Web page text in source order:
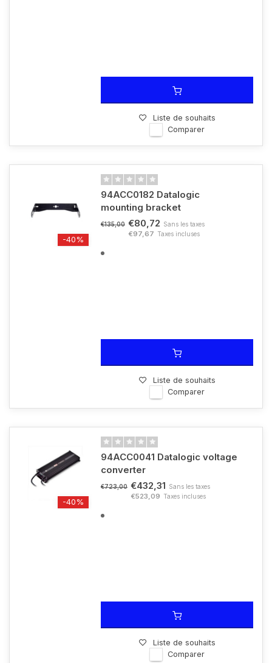
Liste de souhaits
Comparer
-40%
94ACC0182 Datalogic
mounting bracket
€135,00 €80,72 Sans les taxes
€97,67 Taxes incluses
Liste de souhaits
Comparer
-40%
94ACC0041 Datalogic voltage
converter
€723,00 €432,31 Sans les taxes
€523,09 Taxes incluses
Liste de souhaits
Comparer